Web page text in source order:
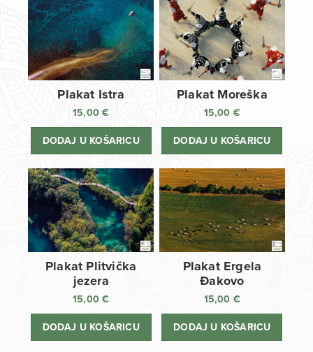
Plakat Istra
15,00€
DODAJ U KOŠARICU
Plakat Moreška
15,00 €
DODAJ U KOŠARICU
Plakat Plitvička
jezera
15,00€
DODAJ U KOŠARICU
Plakat Ergela
Đakovo
15,00 €
DODAJ U KOŠARICU